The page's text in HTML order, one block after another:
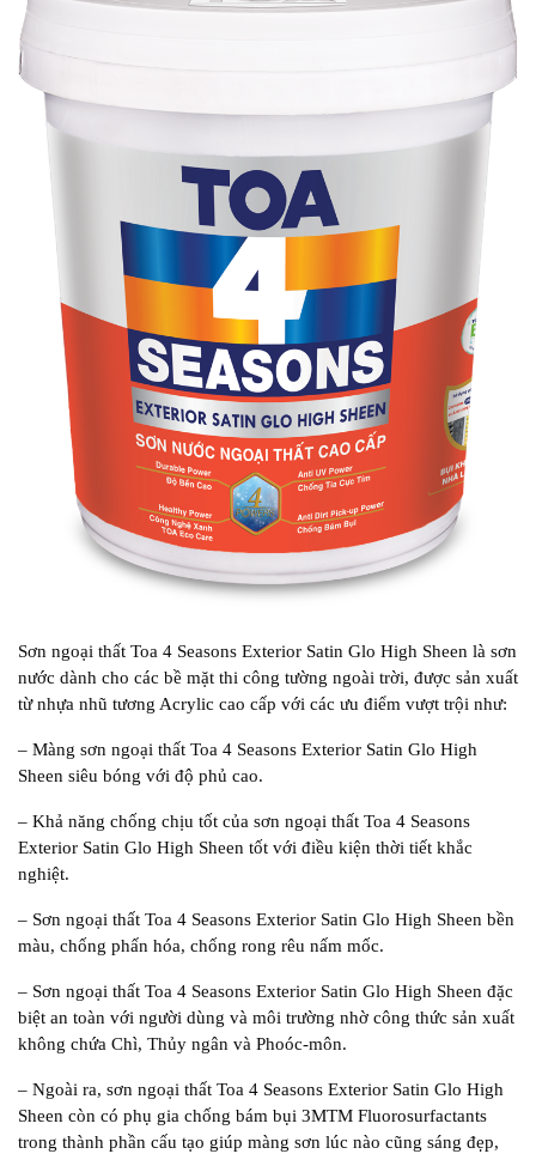
Sơn ngoại thất Toa 4 Seasons Exterior Satin Glo High Sheen là sơn
nước dành cho các bề mặt thi công tường ngoài trời, được sản xuất
từ nhựa nhũ tương Acrylic cao cấp với các ưu điểm vượt trội như:
– Màng sơn ngoại thất Toa 4 Seasons Exterior Satin Glo High
Sheen siêu bóng với độ phủ cao.
– Khả năng chống chịu tốt của sơn ngoại thất Toa 4 Seasons
Exterior Satin Glo High Sheen tốt với điều kiện thời tiết khắc
nghiệt.
– Sơn ngoại thất Toa 4 Seasons Exterior Satin Glo High Sheen bền
màu, chống phấn hóa, chống rong rêu nấm mốc.
– Sơn ngoại thất Toa 4 Seasons Exterior Satin Glo High Sheen đặc
biệt an toàn với người dùng và môi trường nhờ công thức sản xuất
không chứa Chì, Thủy ngân và Phoóc-môn.
– Ngoài ra, sơn ngoại thất Toa 4 Seasons Exterior Satin Glo High
Sheen còn có phụ gia chống bám bụi 3MTM Fluorosurfactants
trong thành phần cấu tạo giúp màng sơn lúc nào cũng sáng đẹp,